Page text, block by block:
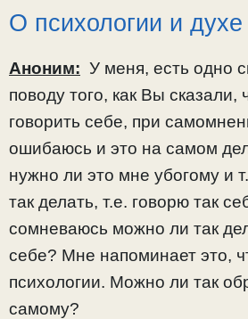
О психологии и
Аноним: У меня, есть одно
поводу того, как Вы сказали,
говорить себе, при
ошибаюсь и это на самом
нужно ли это мне убогому и
так делать, т.е. говорю так
сомневаюсь можно ли так
себе? Мне напоминает это,
психологии. Можно ли так
самому?